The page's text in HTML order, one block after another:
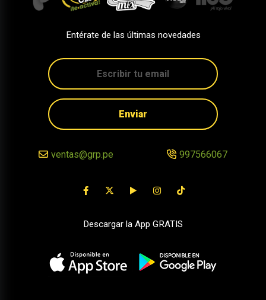
Entérate de las últimas novedades
Enviar
ventas@grp.pe 997566067
Descargar la App GRATIS